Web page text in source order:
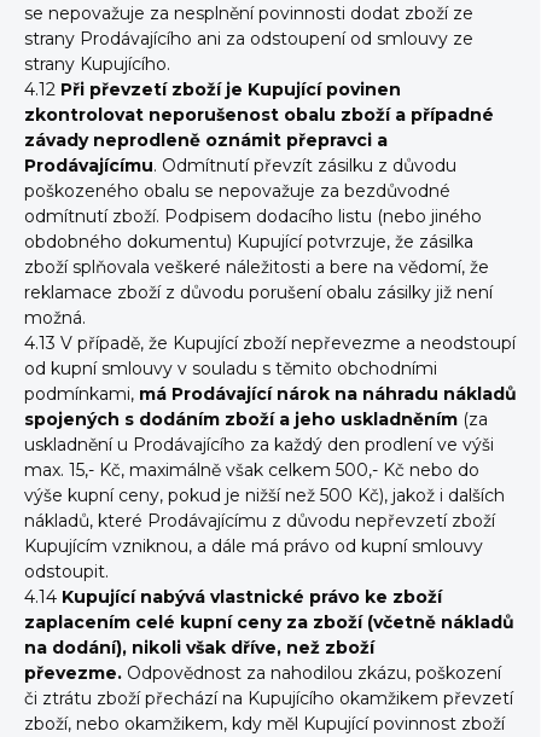
se nepovažuje za nesplnění povinnosti dodat zboží ze
strany Prodávajícího ani za odstoupení od smlouvy ze
strany Kupujícího.
4.12 Při převzetí zboží je Kupující povinen
zkontrolovat neporušenost obalu zboží a případné
závady neprodleně oznámit přepravci a
Prodávajícímu. Odmítnutí převzít zásilku z důvodu
poškozeného obalu se nepovažuje za bezdůvodné
odmítnutí zboží. Podpisem dodacího listu (nebo jiného
obdobného dokumentu) Kupující potvrzuje, že zásilka
zboží splňovala veškeré náležitosti a bere na vědomí, že
reklamace zboží z důvodu porušení obalu zásilky již není
možná.
4.13 V případě, že Kupující zboží nepřevezme a neodstoupí
od kupní smlouvy v souladu s těmito obchodními
podmínkami, má Prodávající nárok na náhradu nákladů
spojených s dodáním zboží a jeho uskladněním (za
uskladnění u Prodávajícího za každý den prodlení ve výši
max. 15,- Kč, maximálně však celkem 500,- Kč nebo do
výše kupní ceny, pokud je nižší než 500 Kč), jakož i dalších
nákladů, které Prodávajícímu z důvodu nepřevzetí zboží
Kupujícím vzniknou, a dále má právo od kupní smlouvy
odstoupit.
4.14 Kupující nabývá vlastnické právo ke zboží
zaplacením celé kupní ceny za zboží (včetně nákladů
na dodání), nikoli však dříve, než zboží
převezme. Odpovědnost za nahodilou zkázu, poškození
či ztrátu zboží přechází na Kupujícího okamžikem převzetí
zboží, nebo okamžikem, kdy měl Kupující povinnost zboží